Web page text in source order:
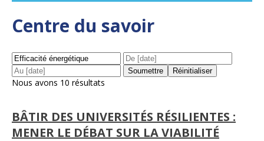
Centre du savoir
Nous avons 10 résultats
BÂTIR DES UNIVERSITÉS RÉSILIENTES :
MENER LE DÉBAT SUR LA VIABILITÉ